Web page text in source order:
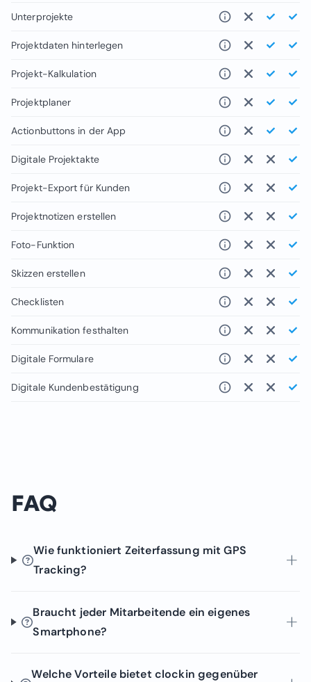
Unterprojekte
Projektdaten hinterlegen
Projekt-Kalkulation
Projektplaner
Actionbuttons in der App
Digitale Projektakte
Projekt-Export für Kunden
Projektnotizen erstellen
Foto-Funktion
Skizzen erstellen
Checklisten
Kommunikation festhalten
Digitale Formulare
Digitale Kundenbestätigung
FAQ
Wie funktioniert Zeiterfassung mit GPS
Tracking?
Braucht jeder Mitarbeitende ein eigenes
Smartphone?
Welche Vorteile bietet clockin gegenüber